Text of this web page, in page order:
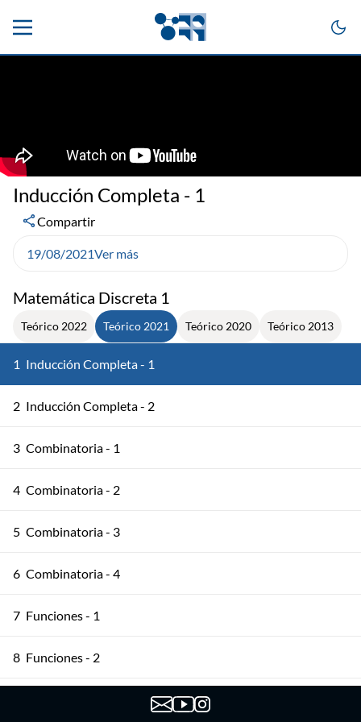
Matemática Discreta 1
Teórico 2022 Teórico 2021 Teórico 2020 Teórico 2013
1 Inducción Completa - 1
2 Inducción Completa - 2
3 Combinatoria - 1
4 Combinatoria - 2
5 Combinatoria - 3
6 Combinatoria - 4
7 Funciones - 1
8 Funciones - 2
Principio del Palomar - 1
Inducción Completa - 1
Compartir
19/08/2021Ver más